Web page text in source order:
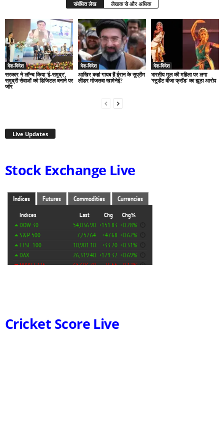
संबंधित लेख लेखक से और अधिक
देश-विदेश
सरकार ने लॉन्च किया ‘ई-समुद्र’,
समुद्री सेवाओं को डिजिटल बनाने पर
जोर
देश-विदेश
आखिर कहां गायब हैं ईरान के सुप्रीम
लीडर मोजतबा खामेनेई?
देश-विदेश
भारतीय मूल की महिला पर लगा
‘स्टूडेंट वीजा फ्रॉड’ का झूठा आरोप
Live Updates
Stock Exchange Live
Cricket Score Live